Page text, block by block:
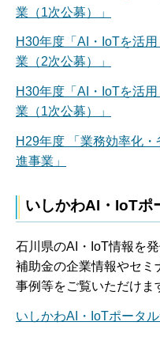
業（1次公募）」
H30年度「AI・IoTを活
業（2次公募）」
H30年度「AI・IoTを活
業（1次公募）」
H29年度 「業務効率化
進事業」
いしかわAI・IoTポ
石川県のAI・IoT情報を
補助金の企業情報やセミ
事例等をご覧いただけま
いしかわAI・IoTポータ